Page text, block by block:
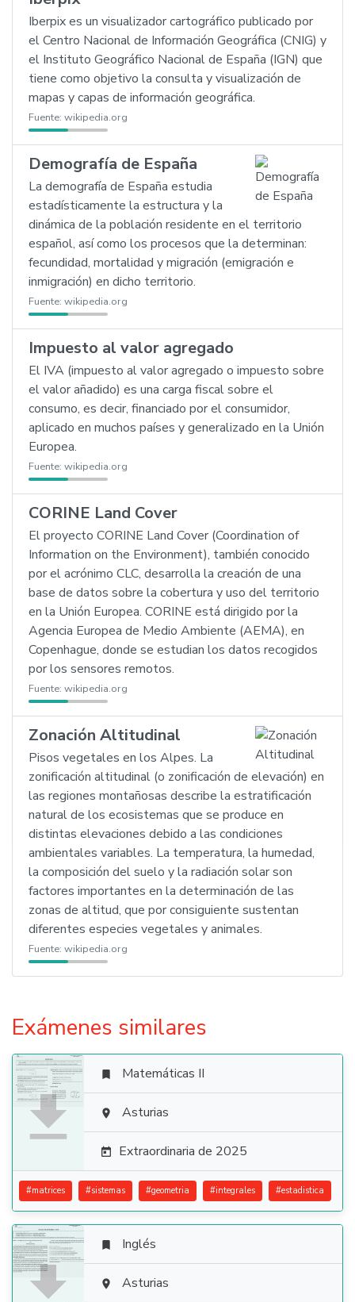
Iberpix es un visualizador cartográfico publicado por
el Centro Nacional de Información Geográfica (CNIG) y
el Instituto Geográfico Nacional de España (IGN) que
tiene como objetivo la consulta y visualización de
mapas y capas de información geográfica.
Fuente: wikipedia.org
Demografía de España
La demografía de España estudia
estadísticamente la estructura y la
dinámica de la población residente en el territorio
español, así como los procesos que la determinan:
fecundidad, mortalidad y migración (emigración e
inmigración) en dicho territorio.
Fuente: wikipedia.org
Impuesto al valor agregado
El IVA (impuesto al valor agregado o impuesto sobre
el valor añadido) es una carga fiscal sobre el
consumo, es decir, financiado por el consumidor,
aplicado en muchos países y generalizado en la Unión
Europea.
Fuente: wikipedia.org
CORINE Land Cover
El proyecto CORINE Land Cover (Coordination of
Information on the Environment), también conocido
por el acrónimo CLC, desarrolla la creación de una
base de datos sobre la cobertura y uso del territorio
en la Unión Europea. CORINE está dirigido por la
Agencia Europea de Medio Ambiente (AEMA), en
Copenhague, donde se estudian los datos recogidos
por los sensores remotos.
Fuente: wikipedia.org
Zonación Altitudinal
Pisos vegetales en los Alpes. La
zonificación altitudinal (o zonificación de elevación) en
las regiones montañosas describe la estratificación
natural de los ecosistemas que se produce en
distintas elevaciones debido a las condiciones
ambientales variables. La temperatura, la humedad,
la composición del suelo y la radiación solar son
factores importantes en la determinación de las
zonas de altitud, que por consiguiente sustentan
diferentes especies vegetales y animales.
Fuente: wikipedia.org
Exámenes similares

 Matemáticas II
 Asturias
 Extraordinaria de 2025
#matrices #sistemas #geometria #integrales #estadistica

 Inglés
 Asturias